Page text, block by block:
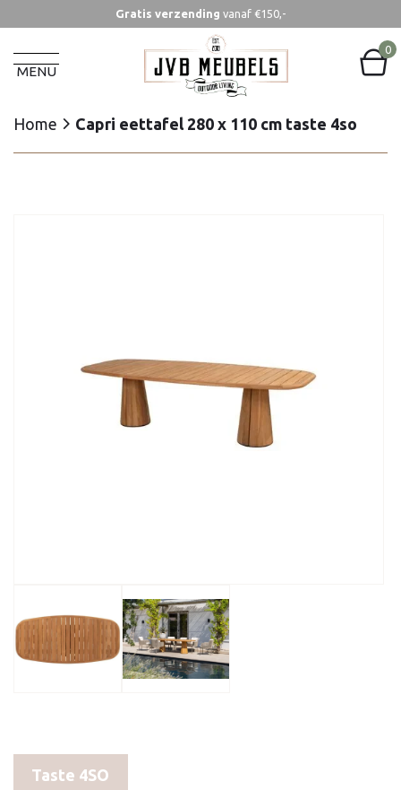
Gratis verzending vanaf €150,-
MENU
0
Home Capri eettafel 280 x 110 cm taste 4so
Home Capri eettafel 280 x 110 cm taste 4so
Taste 4SO